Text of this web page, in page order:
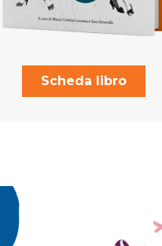
Scheda libro